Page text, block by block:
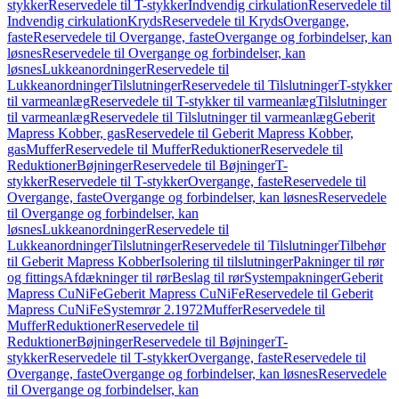
stykkerReservedele til T-stykkerIndvendig cirkulationReservedele til
Indvendig cirkulationKrydsReservedele til KrydsOvergange,
fasteReservedele til Overgange, fasteOvergange og forbindelser, kan
løsnesReservedele til Overgange og forbindelser, kan
løsnesLukkeanordningerReservedele til
LukkeanordningerTilslutningerReservedele til TilslutningerT-stykker
til varmeanlægReservedele til T-stykker til varmeanlægTilslutninger
til varmeanlægReservedele til Tilslutninger til varmeanlægGeberit
Mapress Kobber, gasReservedele til Geberit Mapress Kobber,
gasMufferReservedele til MufferReduktionerReservedele til
ReduktionerBøjningerReservedele til BøjningerT-
stykkerReservedele til T-stykkerOvergange, fasteReservedele til
Overgange, fasteOvergange og forbindelser, kan løsnesReservedele
til Overgange og forbindelser, kan
løsnesLukkeanordningerReservedele til
LukkeanordningerTilslutningerReservedele til TilslutningerTilbehør
til Geberit Mapress KobberIsolering til tilslutningerPakninger til rør
og fittingsAfdækninger til rørBeslag til rørSystempakningerGeberit
Mapress CuNiFeGeberit Mapress CuNiFeReservedele til Geberit
Mapress CuNiFeSystemrør 2.1972MufferReservedele til
MufferReduktionerReservedele til
ReduktionerBøjningerReservedele til BøjningerT-
stykkerReservedele til T-stykkerOvergange, fasteReservedele til
Overgange, fasteOvergange og forbindelser, kan løsnesReservedele
til Overgange og forbindelser, kan